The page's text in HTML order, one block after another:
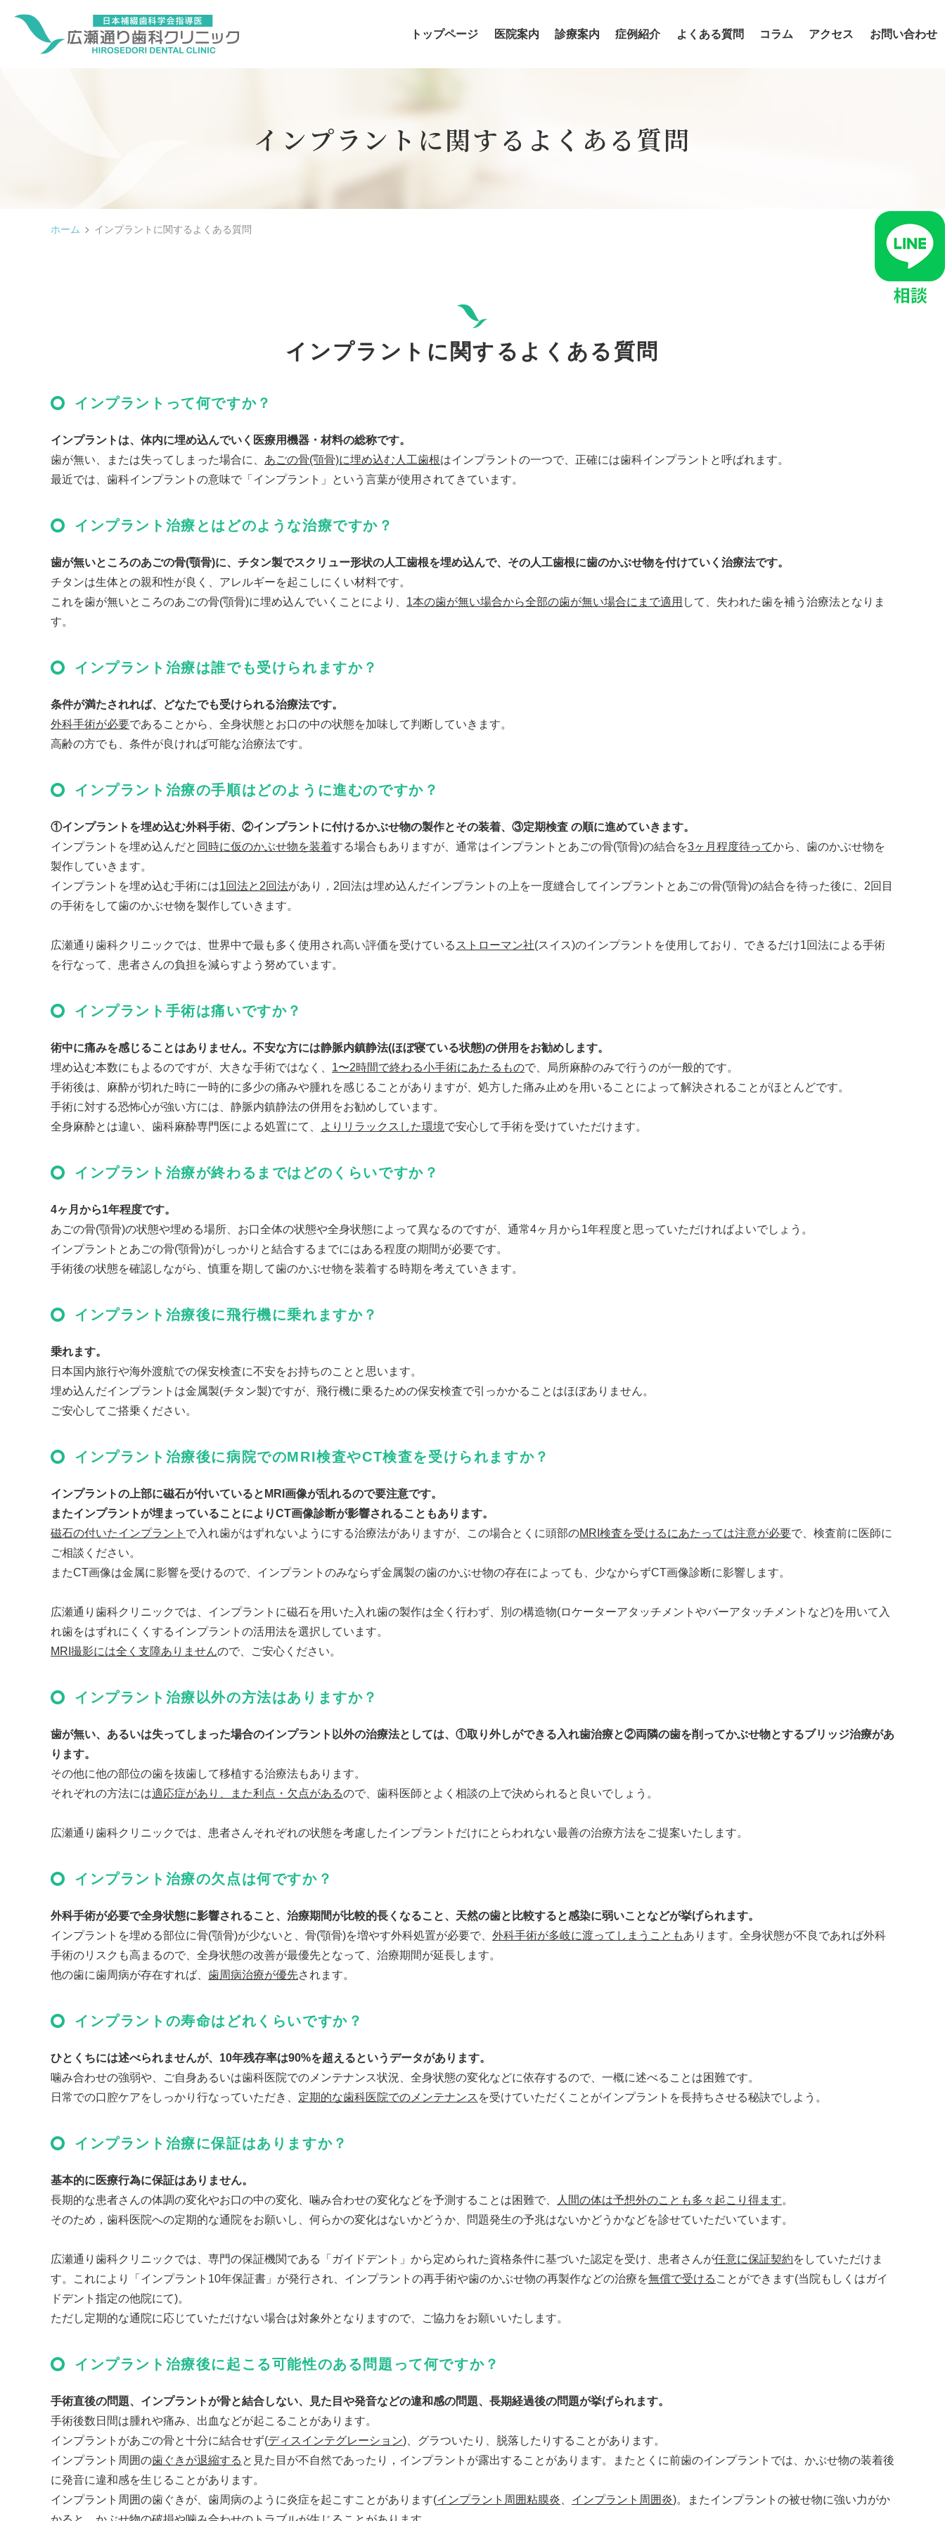
トップページ 医院案内 診療案内 症例紹介 よくある質問 コラム アクセス お問い合わせ
インプラントに関するよくある質問
ホーム インプラントに関するよくある質問
インプラントに関するよくある質問
インプラントって何ですか？
インプラントは、体内に埋め込んでいく医療用機器・材料の総称です。
歯が無い、または失ってしまった場合に、 あごの骨(顎骨)に埋め込む人工歯根はインプラントの一つで、正確には歯科インプラントと呼ばれます。
最近では、歯科インプラントの意味で「インプラント」という言葉が使用されてきています。
インプラント治療とはどのような治療ですか？
歯が無いところのあごの骨(顎骨)に、チタン製でスクリュー形状の人工歯根を埋め込んで、その人工歯根に歯のかぶせ物を付けていく治療法です。
チタンは生体との親和性が良く、アレルギーを起こしにくい材料です。
これを歯が無いところのあごの骨(顎骨)に埋め込んでいくことにより、 1本の歯が無い場合から全部の歯が無い場合にまで適用 して、失われた歯を補う治療法となりま
す。
インプラント治療は誰でも受けられますか？
条件が満たされれば、どなたでも受けられる治療法です。
外科手術が必要であることから、全身状態とお口の中の状態を加味して判断していきます。
高齢の方でも、条件が良ければ可能な治療法です。
インプラント治療の手順はどのように進むのですか？
①インプラントを埋め込む外科手術、②インプラントに付けるかぶせ物の製作とその装着、③定期検査 の順に進めていきます。
インプラントを埋め込んだと 同時に仮のかぶせ物を装着する場合もありますが、通常はインプラントとあごの骨(顎骨)の結合を3ヶ月程度待ってから、歯のかぶせ物を
製作していきます。
インプラントを埋め込む手術には1回法と2回法があり，2回法は埋め込んだインプラントの上を一度縫合してインプラントとあごの骨(顎骨)の結合を待った後に、2回目
の手術をして歯のかぶせ物を製作していきます。
広瀬通り歯科クリニックでは、世界中で最も多く使用され高い評価を受けている ストローマン社(スイス)のインプラントを使用しており、できるだけ1回法による手術
を行なって、患者さんの負担を減らすよう努めています。
インプラント手術は痛いですか？
術中に痛みを感じることはありません。不安な方には静脈内鎮静法(ほぼ寝ている状態)の併用をお勧めします。
埋め込む本数にもよるのですが、大きな手術ではなく、 1〜2時間で終わる小手術にあたるもので、局所麻酔のみで行うのが一般的です。
手術後は、麻酔が切れた時に一時的に多少の痛みや腫れを感じることがありますが、処方した痛み止めを用いることによって解決されることがほとんどです。
手術に対する恐怖心が強い方には、静脈内鎮静法の併用をお勧めしています。
全身麻酔とは違い、歯科麻酔専門医による処置にて、
よりリラックスした環境で安心して手術を受けていただけます。
インプラント治療が終わるまではどのくらいですか？
4ヶ月から1年程度です。
あごの骨(顎骨)の状態や埋める場所、お口全体の状態や全身状態によって異なるのですが、通常4ヶ月から1年程度と思っていただければよいでしょう。
インプラントとあごの骨(顎骨)がしっかりと結合するまでにはある程度の期間が必要です。
手術後の状態を確認しながら、慎重を期して歯のかぶせ物を装着する時期を考えていきます。
インプラント治療後に飛行機に乗れますか？
乗れます。
日本国内旅行や海外渡航での保安検査に不安をお持ちのことと思います。
埋め込んだインプラントは金属製(チタン製)ですが、飛行機に乗るための保安検査で引っかかることはほぼありません。
ご安心してご搭乗ください。
インプラント治療後に病院でのMRI検査やCT検査を受けられますか？
インプラントの上部に磁石が付いているとMRI画像が乱れるので要注意です。
またインプラントが埋まっていることによりCT画像診断が影響されることもあります。
磁石の付いたインプラント で入れ歯がはずれないようにする治療法がありますが、この場合とくに頭部のMRI検査を受けるにあたっては注意が必要で、検査前に医師に
ご相談ください。
またCT画像は金属に影響を受けるので、インプラントのみならず金属製の歯のかぶせ物の存在によっても、少なからずCT画像診断に影響します。
広瀬通り歯科クリニックでは、インプラントに磁石を用いた入れ歯の製作は全く行わず、別の構造物(ロケーターアタッチメントやバーアタッチメントなど)を用いて入
れ歯をはずれにくくするインプラントの活用法を選択しています。
MRI撮影には全く支障ありませんので、ご安心ください。
インプラント治療以外の方法はありますか？
歯が無い、あるいは失ってしまった場合のインプラント以外の治療法としては、①取り外しができる入れ歯治療と②両隣の歯を削ってかぶせ物とするブリッジ治療があ
ります。
その他に他の部位の歯を抜歯して移植する治療法もあります。
それぞれの方法には適応症があり、また利点・欠点があるので、歯科医師とよく相談の上で決められると良いでしょう。
広瀬通り歯科クリニックでは、患者さんそれぞれの状態を考慮したインプラントだけにとらわれない最善の治療方法をご提案いたします。
インプラント治療の欠点は何ですか？
外科手術が必要で全身状態に影響されること、治療期間が比較的長くなること、天然の歯と比較すると感染に弱いことなどが挙げられます。
インプラントを埋める部位に骨(顎骨)が少ないと、骨(顎骨)を増やす外科処置が必要で、 外科手術が多岐に渡ってしまうこともあります。全身状態が不良であれば外科
手術のリスクも高まるので、全身状態の改善が最優先となって、治療期間が延長します。
他の歯に歯周病が存在すれば、 歯周病治療が優先されます。
インプラントの寿命はどれくらいですか？
ひとくちには述べられませんが、10年残存率は90%を超えるというデータがあります。
噛み合わせの強弱や、ご自身あるいは歯科医院でのメンテナンス状況、全身状態の変化などに依存するので、一概に述べることは困難です。
日常での口腔ケアをしっかり行なっていただき、 定期的な歯科医院でのメンテナンス を受けていただくことがインプラントを長持ちさせる秘訣でしよう。
インプラント治療に保証はありますか？
基本的に医療行為に保証はありません。
長期的な患者さんの体調の変化やお口の中の変化、噛み合わせの変化などを予測することは困難で、
人間の体は予想外のことも多々起こり得ます。
そのため，歯科医院への定期的な通院をお願いし、何らかの変化はないかどうか、問題発生の予兆はないかどうかなどを診せていただいています。
広瀬通り歯科クリニックでは、専門の保証機関である「ガイドデント」から定められた資格条件に基づいた認定を受け、患者さんが任意に保証契約をしていただけま
す。これにより「インプラント10年保証書」が発行され、インプラントの再手術や歯のかぶせ物の再製作などの治療を無償で受ける ことができます(当院もしくはガイ
ドデント指定の他院にて)。
ただし定期的な通院に応じていただけない場合は対象外となりますので、ご協力をお願いいたします。
インプラント治療後に起こる可能性のある問題って何ですか？
手術直後の問題、インプラントが骨と結合しない、見た目や発音などの違和感の問題、長期経過後の問題が挙げられます。
手術後数日間は腫れや痛み、出血などが起こることがあります。
インプラントがあごの骨と十分に結合せず(ディスインテグレーション)、グラついたり、脱落したりすることがあります。
インプラント周囲の歯ぐきが退縮する と見た目が不自然であったり，インプラントが露出することがあります。またとくに前歯のインプラントでは、かぶせ物の装着後
に発音に違和感を生じることがあります。
インプラント周囲の歯ぐきが、歯周病のように炎症を起こすことがあります(インプラント周囲粘膜炎 インプラント周囲炎)。またインプラントの被せ物に強い力がか